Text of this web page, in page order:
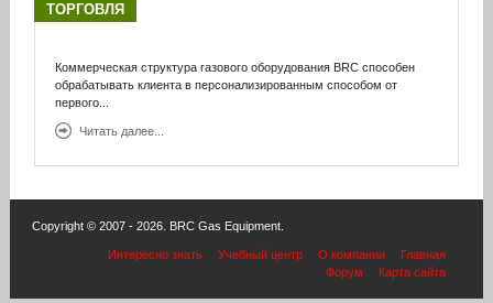
ТОРГОВЛЯ
Коммерческая структура газового оборудования BRC способен
обрабатывать клиента в персонализированным способом от
первого...
Читать далее...
Copyright © 2007 - 2026. BRC Gas Equipment.
Главная
О компании
Учебный центр
Интересно знать
Карта сайта
Форум